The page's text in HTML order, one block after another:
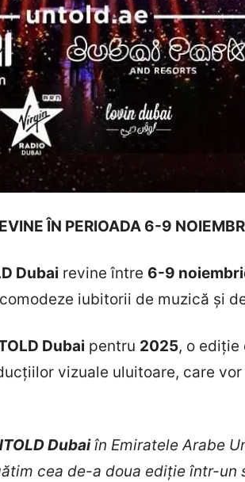
ÎN PERIOADA 6-9
Dubai revine între 6-9
iubitorii de muzică și
Dubai pentru 2025, o
vizuale uluitoare, care
Dubaiîn Emiratele Arabe
cea de-a doua ediție într-un